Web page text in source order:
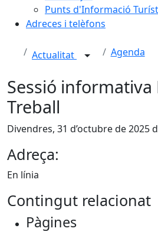
Punts d'Informació
Adreces i telèfons
Actualitat Agenda
Sessió informativa
Treball
Divendres, 31 d’octubre de 2025
Adreça:
En línia
Contingut relacionat
Pàgines